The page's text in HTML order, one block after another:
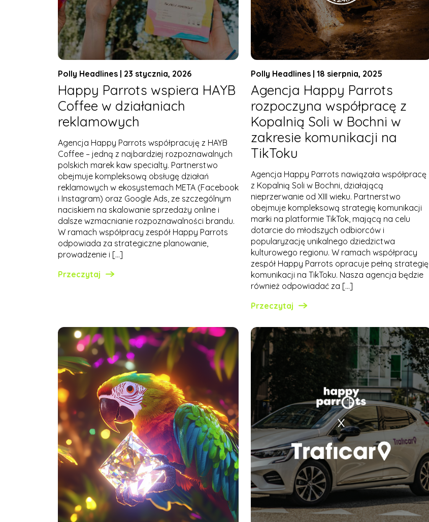
Polly Headlines | 23 stycznia, 2026
Happy Parrots wspiera HAYB
Coffee w działaniach
reklamowych
Agencja Happy Parrots współpracuję z HAYB
Coffee – jedną z najbardziej rozpoznawalnych
polskich marek kaw specialty. Partnerstwo
obejmuje kompleksową obsługę działań
reklamowych w ekosystemach META (Facebook
i Instagram) oraz Google Ads, ze szczególnym
naciskiem na skalowanie sprzedaży online i
dalsze wzmacnianie rozpoznawalności brandu.
W ramach współpracy zespół Happy Parrots
odpowiada za strategiczne planowanie,
prowadzenie i […]
Przeczytaj
Polly Headlines | 18 sierpnia, 2025
Agencja Happy Parrots
rozpoczyna współpracę z
Kopalnią Soli w Bochni w
zakresie komunikacji na
TikToku
Agencja Happy Parrots nawiązała współpracę
z Kopalnią Soli w Bochni, działającą
nieprzerwanie od XIII wieku. Partnerstwo
obejmuje kompleksową strategię komunikacji
marki na platformie TikTok, mającą na celu
dotarcie do młodszych odbiorców i
popularyzację unikalnego dziedzictwa
kulturowego regionu. W ramach współpracy
zespół Happy Parrots opracuje pełną strategię
komunikacji na TikToku. Nasza agencja będzie
również odpowiadać za […]
Przeczytaj